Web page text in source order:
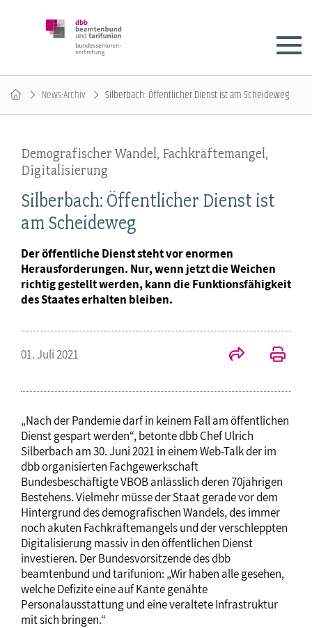
News-Archiv Silberbach: Öffentlicher Dienst ist am Scheideweg
Demografischer Wandel, Fachkräftemangel,
Digitalisierung
Silberbach: Öffentlicher Dienst ist
am Scheideweg
Der öffentliche Dienst steht vor enormen
Herausforderungen. Nur, wenn jetzt die Weichen
richtig gestellt werden, kann die Funktionsfähigkeit
des Staates erhalten bleiben.
01. Juli 2021
„Nach der Pandemie darf in keinem Fall am öffentlichen
Dienst gespart werden“, betonte dbb Chef Ulrich
Silberbach am 30. Juni 2021 in einem Web-Talk der im
dbb organisierten Fachgewerkschaft
Bundesbeschäftigte VBOB anlässlich deren 70jährigen
Bestehens. Vielmehr müsse der Staat gerade vor dem
Hintergrund des demografischen Wandels, des immer
noch akuten Fachkräftemangels und der verschleppten
Digitalisierung massiv in den öffentlichen Dienst
investieren. Der Bundesvorsitzende des dbb
beamtenbund und tarifunion: „Wir haben alle gesehen,
welche Defizite eine auf Kante genähte
Personalausstattung und eine veraltete Infrastruktur
mit sich bringen.“